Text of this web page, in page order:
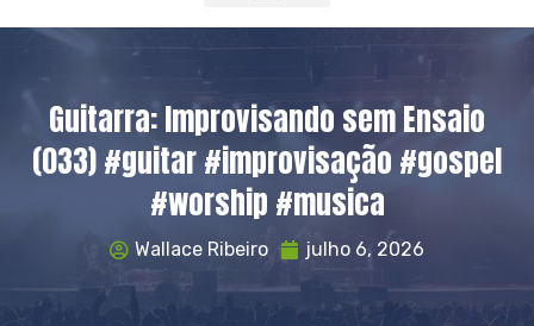
Guitarra: Improvisando sem Ensaio
(033) #guitar #improvisação #gospel
#worship #musica
Wallace Ribeiro julho 6, 2026